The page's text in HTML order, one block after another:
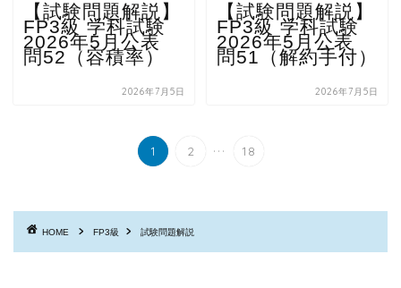
【試験問題解説】
FP3級 学科試験
2026年5月公表
問52（容積率）
2026年7月5日
【試験問題解説】
FP3級 学科試験
2026年5月公表
問51（解約手付）
2026年7月5日
1 2 ... 18
HOME FP3級 試験問題解説